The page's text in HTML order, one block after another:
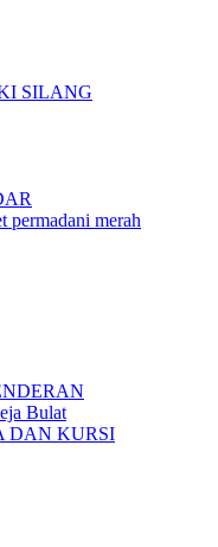
SILANG
permadani merah
Bulat
DAN KURSI